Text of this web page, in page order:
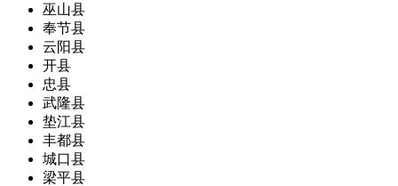
巫山县
奉节县
云阳县
开县
忠县
武隆县
垫江县
丰都县
城口县
梁平县